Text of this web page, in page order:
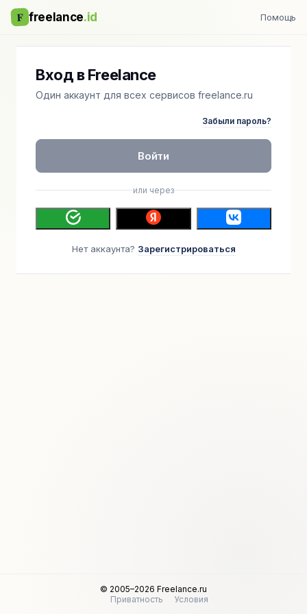
F freelance.id Помощь
Вход в Freelance
Один аккаунт для всех сервисов freelance.ru
Забыли пароль?
Войти
или через
Нет аккаунта? Зарегистрироваться
© 2005–2026 Freelance.ru
Приватность
Условия